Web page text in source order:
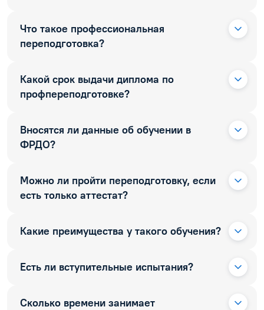
Что такое профессиональная
переподготовка?
Какой срок выдачи диплома по
профпереподготовке?
Вносятся ли данные об обучении в
ФРДО?
Можно ли пройти переподготовку, если
есть только аттестат?
Какие преимущества у такого обучения?
Есть ли вступительные испытания?
Сколько времени занимает